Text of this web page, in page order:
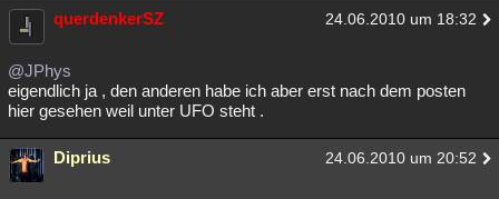
querdenkerSZ 24.06.2010 um 18:32
@JPhys
eigendlich ja , den anderen habe ich aber erst nach dem posten
hier gesehen weil unter UFO steht .
Diprius 24.06.2010 um 20:52